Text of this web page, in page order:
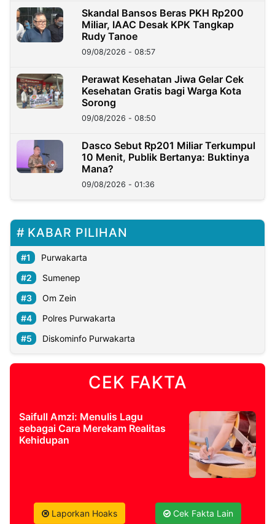
Skandal Bansos Beras PKH Rp200
Miliar, IAAC Desak KPK Tangkap
Rudy Tanoe
09/08/2026 - 08:57
Perawat Kesehatan Jiwa Gelar Cek
Kesehatan Gratis bagi Warga Kota
Sorong
09/08/2026 - 08:50
Dasco Sebut Rp201 Miliar Terkumpul
10 Menit, Publik Bertanya: Buktinya
Mana?
09/08/2026 - 01:36
KABAR PILIHAN
Purwakarta
Sumenep
Om Zein
Polres Purwakarta
Diskominfo Purwakarta
CEK FAKTA
Saifull Amzi: Menulis Lagu
sebagai Cara Merekam Realitas
Kehidupan
Laporkan Hoaks Cek Fakta Lain